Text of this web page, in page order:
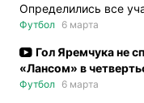
Определились все
Футбол 6 марта
Гол Яремчука не
«Лансом» в
Футбол 6 марта